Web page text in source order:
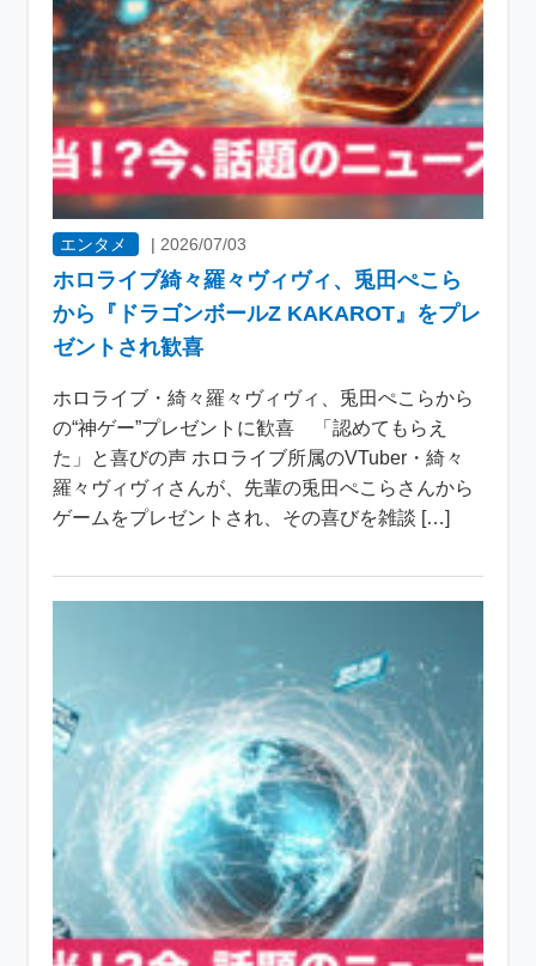
エンタメ | 2026/07/03
ホロライブ綺々羅々ヴィヴィ、兎田ぺこら
から『ドラゴンボールZ KAKAROT』をプレ
ゼントされ歓喜
ホロライブ・綺々羅々ヴィヴィ、兎田ぺこらから
の“神ゲー”プレゼントに歓喜 「認めてもらえ
た」と喜びの声 ホロライブ所属のVTuber・綺々
羅々ヴィヴィさんが、先輩の兎田ぺこらさんから
ゲームをプレゼントされ、その喜びを雑談 […]